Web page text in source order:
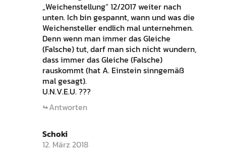
„Weichenstellung“ 12/2017 weiter nach
unten. Ich bin gespannt, wann und was die
Weichensteller endlich mal unternehmen.
Denn wenn man immer das Gleiche
(Falsche) tut, darf man sich nicht wundern,
dass immer das Gleiche (Falsche)
rauskommt (hat A. Einstein sinngemäß
mal gesagt).
U.N.V.E.U. ???
Antworten
Schoki
12. März 2018